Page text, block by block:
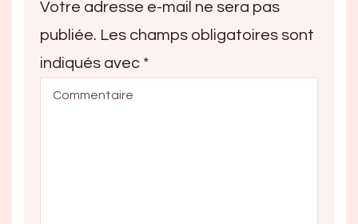
Votre adresse e-mail ne sera pas
publiée. Les champs obligatoires sont
indiqués avec *